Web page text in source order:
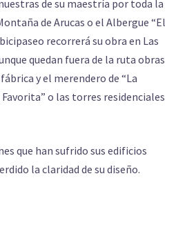
de su maestría por toda la
de Arucas o el Albergue “El
recorrerá su obra en Las
quedan fuera de la ruta obras
y el merendero de “La
o las torres residenciales
que han sufrido sus edificios
la claridad de su diseño.